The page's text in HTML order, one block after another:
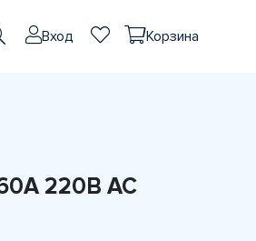
Вход Корзина
220В AC